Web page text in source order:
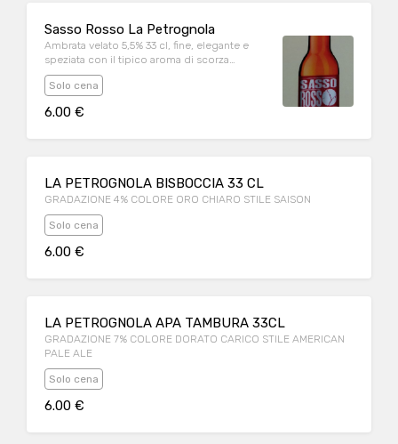
Sasso Rosso La Petrognola
Ambrata velato 5,5% 33 cl, fine, elegante e
speziata con il tipico aroma di scorza
d'arancia e coriandolo.
Solo cena
6.00 €
LA PETROGNOLA BISBOCCIA 33 CL
GRADAZIONE 4% COLORE ORO CHIARO STILE SAISON
Solo cena
6.00 €
LA PETROGNOLA APA TAMBURA 33CL
GRADAZIONE 7% COLORE DORATO CARICO STILE AMERICAN
PALE ALE
Solo cena
6.00 €